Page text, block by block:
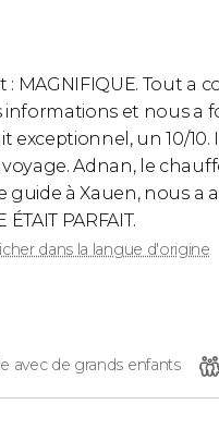
: MAGNIFIQUE. Tout
et nous a
exceptionnel, un 10/
Adnan, le
guide à Xauen, nous a
PARFAIT.
dans la langue d'origine
avec de grands enfants